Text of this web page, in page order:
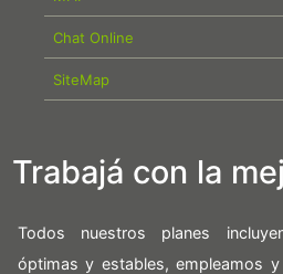
Chat Online
SiteMap
Trabajá con la
Todos nuestros planes
óptimas y estables, empleamos